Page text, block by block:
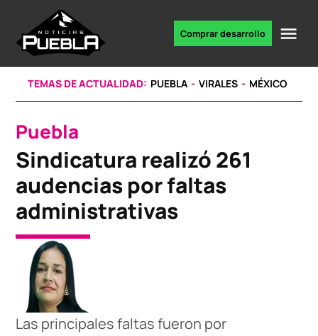
content
noticias
Comprar desarrollo
TEMAS DE ACTUALIDAD: PUEBLA VIRALES MÉXICO
POSTED
IN
Puebla
Sindicatura realizó 261
audencias por faltas
administrativas
Las principales faltas fueron por